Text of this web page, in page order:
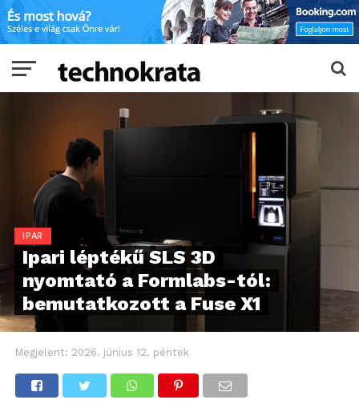
IPAR
Ipari léptékű SLS 3D
nyomtató a Formlabs-tól:
bemutatkozott a Fuse X1
Megjelent: 2026. június 12. péntek